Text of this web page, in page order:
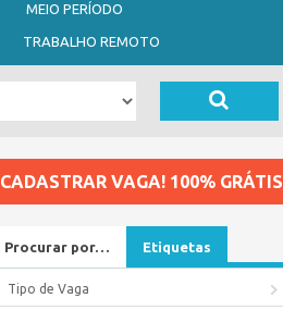
MEIO PERÍODO
TRABALHO REMOTO
CADASTRAR VAGA! 100% GRÁTIS
Procurar por… Etiquetas
Tipo de Vaga